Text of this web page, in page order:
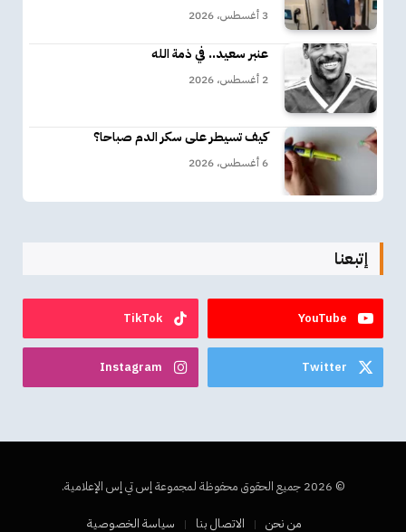
3 أغسطس، 2026
عنبر سعيد.. في ذمة الله
2 أغسطس، 2026
كيف تسيطر على سكر الدم صباحا؟
6 أغسطس، 2026
إتبعنا
YouTube
TikTok
Twitter
Instagram
© 2026 جميع الحقوق محفوظة لمجموعة إس تي إس الإعلامية.
من نحن الاتصال بنا سياسة الخصوصية